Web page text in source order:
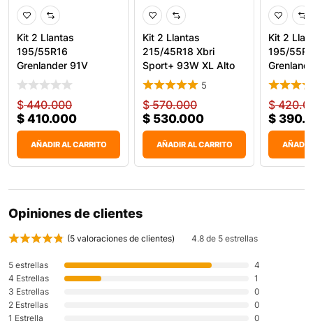
Kit 2 Llantas
195/55R16
Grenlander 91V
Kingpro One
$440.000
$ 410.000
AÑADIR AL CARRITO
Kit 2 Llantas
215/45R18 Xbri
Sport+ 93W XL Alto
Desempeño
5
$570.000
$ 530.000
AÑADIR AL CARRITO
Kit 2
195/
KingPro
$
$
AÑADIR
Opiniones de clientes
(5 valoraciones de clientes) 4.8 de 5 estrellas
5 estrellas
4
4 Estrellas
1
3 Estrellas
0
2 Estrellas
0
1 Estrella
0